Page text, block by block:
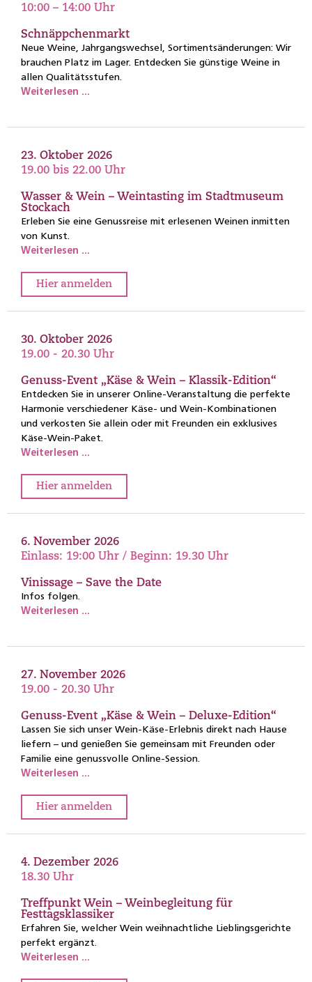
10:00 – 14:00 Uhr
Schnäppchenmarkt
Neue Weine, Jahrgangswechsel, Sortimentsänderungen: Wir
brauchen Platz im Lager. Entdecken Sie günstige Weine in
allen Qualitätsstufen.
Weiterlesen ...
23. Oktober 2026
19.00 bis 22.00 Uhr
Wasser & Wein – Weintasting im Stadtmuseum
Stockach
Erleben Sie eine Genussreise mit erlesenen Weinen inmitten
von Kunst.
Weiterlesen ...
Hier anmelden
30. Oktober 2026
19.00 - 20.30 Uhr
Genuss-Event „Käse & Wein – Klassik-Edition“
Entdecken Sie in unserer Online-Veranstaltung die perfekte
Harmonie verschiedener Käse- und Wein-Kombinationen
und verkosten Sie allein oder mit Freunden ein exklusives
Käse-Wein-Paket.
Weiterlesen ...
Hier anmelden
6. November 2026
Einlass: 19:00 Uhr / Beginn: 19.30 Uhr
Vinissage – Save the Date
Infos folgen.
Weiterlesen ...
27. November 2026
19.00 - 20.30 Uhr
Genuss-Event „Käse & Wein – Deluxe-Edition“
Lassen Sie sich unser Wein-Käse-Erlebnis direkt nach Hause
liefern – und genießen Sie gemeinsam mit Freunden oder
Familie eine genussvolle Online-Session.
Weiterlesen ...
Hier anmelden
4. Dezember 2026
18.30 Uhr
Treffpunkt Wein – Weinbegleitung für
Festtagsklassiker
Erfahren Sie, welcher Wein weihnachtliche Lieblingsgerichte
perfekt ergänzt.
Weiterlesen ...